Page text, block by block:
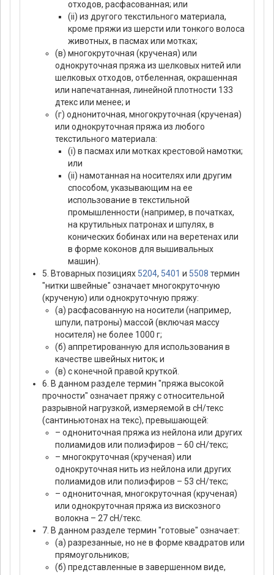
отходов, расфасованная; или
(ii) из другого текстильного материала,
кроме пряжи из шерсти или тонкого волоса
животных, в пасмах или мотках;
(в) многокруточная (крученая) или
однокруточная пряжа из шелковых нитей или
шелковых отходов, отбеленная, окрашенная
или напечатанная, линейной плотности 133
дтекс или менее; и
(г) однониточная, многокруточная (крученая)
или однокруточная пряжа из любого
текстильного материала:
(i) в пасмах или мотках крестовой намотки;
или
(ii) намотанная на носителях или другим
способом, указывающим на ее
использование в текстильной
промышленности (например, в початках,
на крутильных патронах и шпулях, в
конических бобинах или на веретенах или
в форме коконов для вышивальных
машин).
5. Втоварных позициях 5204, 5401 и 5508 термин
"нитки швейные" означает многокруточную
(крученую) или однокруточную пряжу:
(а) расфасованную на носители (например,
шпули, патроны) массой (включая массу
носителя) не более 1000 г;
(б) аппретированную для использования в
качестве швейных ниток; и
(в) с конечной правой круткой.
6. В данном разделе термин "пряжа высокой
прочности" означает пряжу с относительной
разрывной нагрузкой, измеряемой в сН/текс
(сантиньютонах на текс), превышающей:
– однониточная пряжа из нейлона или других
полиамидов или полиэфиров – 60 сН/текс;
– многокруточная (крученая) или
однокруточная нить из нейлона или других
полиамидов или полиэфиров – 53 сН/текс;
– однониточная, многокруточная (крученая)
или однокруточная пряжа из вискозного
волокна – 27 сН/текс.
7. В данном разделе термин "готовые" означает:
(а) разрезанные, но не в форме квадратов или
прямоугольников;
(б) представленные в завершенном виде,